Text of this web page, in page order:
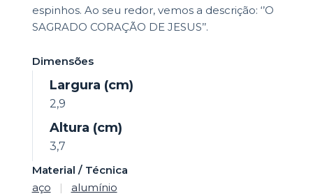
espinhos. Ao seu redor, vemos a descrição: ‘’O
SAGRADO CORAÇÃO DE JESUS’’.
Dimensões
Largura (cm)
2,9
Altura (cm)
3,7
Material / Técnica
aço
| alumínio